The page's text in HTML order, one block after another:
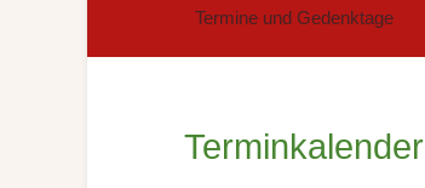
Termine und Gedenktage
Terminkalender